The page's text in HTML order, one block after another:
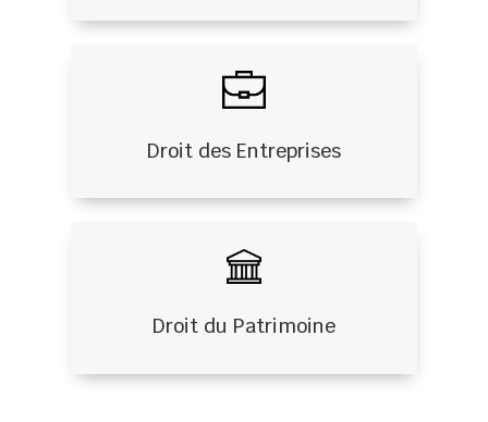
Droit des Entreprises
Droit du Patrimoine